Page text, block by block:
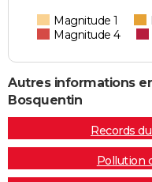
Magnitude 1
Magnitude 4
Autres informations
Bosquentin
Records
Pollution